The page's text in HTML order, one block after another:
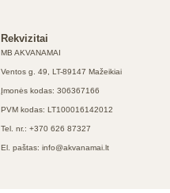
Rekvizitai
MB AKVANAMAI
Ventos g. 49, LT-89147 Mažeikiai
Įmonės kodas: 306367166
PVM kodas: LT100016142012
Tel. nr.: +370 626 87327
El. paštas: info@akvanamai.lt